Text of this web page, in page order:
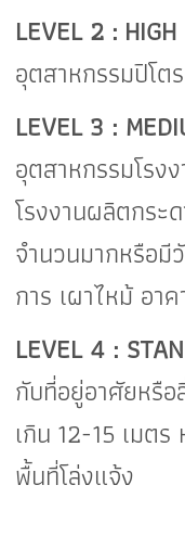
LEVEL 2 :
อุตสาหกรรมปิโต
LEVEL 3 :
อุตสาหกรรมโร
โรงงานผลิตกระ
จำนวนมากหรือมี
การ เผาไหม้ อา
LEVEL 4 :
กับที่อยู่อาศัยหรื
เกิน 12-15 เมตร
พื้นที่โล่งแจ้ง